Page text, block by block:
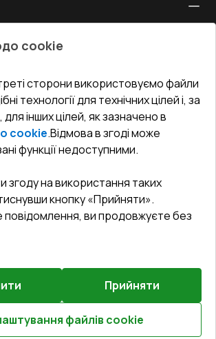
вікна
оферти
м. Вінниця, вул. Келецька 60 кв. 61
2026 Всі права захищені.
на платформіVitrager.com.
про проблему?
cookie
сторони використовуємо файли
технології для технічних цілей і, за
інших цілей, як зазначено в
cookie.Відмова в згоді може
функції недоступними.
згоду на використання таких
кнопку «Прийняти».
ви продовжуєте без
Прийняти
файлів cookie